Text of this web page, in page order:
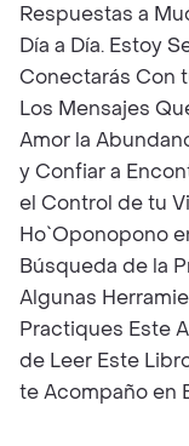
Respuestas a
Día a Día. Estoy
Conectarás Con
Los Mensajes
Amor la
y Confiar a
el Control de tu
Ho`Oponopono
Búsqueda de la
Algunas
Practiques Este
de Leer Este
te Acompaño en